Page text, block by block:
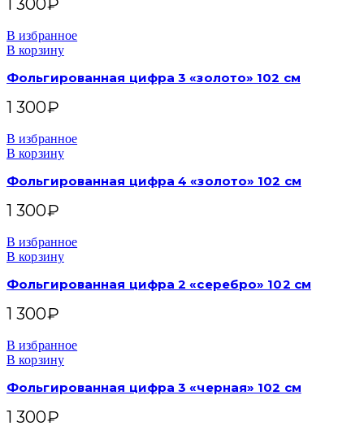
1 300₽
В избранное
В корзину
Фольгированная цифра 3 «золото» 102 см
1 300₽
В избранное
В корзину
Фольгированная цифра 4 «золото» 102 см
1 300₽
В избранное
В корзину
Фольгированная цифра 2 «серебро» 102 см
1 300₽
В избранное
В корзину
Фольгированная цифра 3 «черная» 102 см
1 300₽